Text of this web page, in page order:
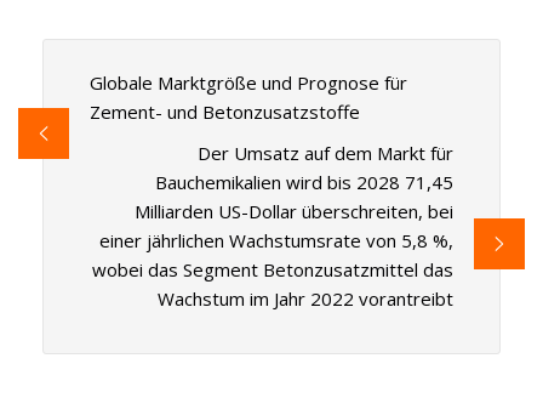
Globale Marktgröße und Prognose für
Zement- und Betonzusatzstoffe
Der Umsatz auf dem Markt für
Bauchemikalien wird bis 2028 71,45
Milliarden US-Dollar überschreiten, bei
einer jährlichen Wachstumsrate von 5,8 %,
wobei das Segment Betonzusatzmittel das
Wachstum im Jahr 2022 vorantreibt